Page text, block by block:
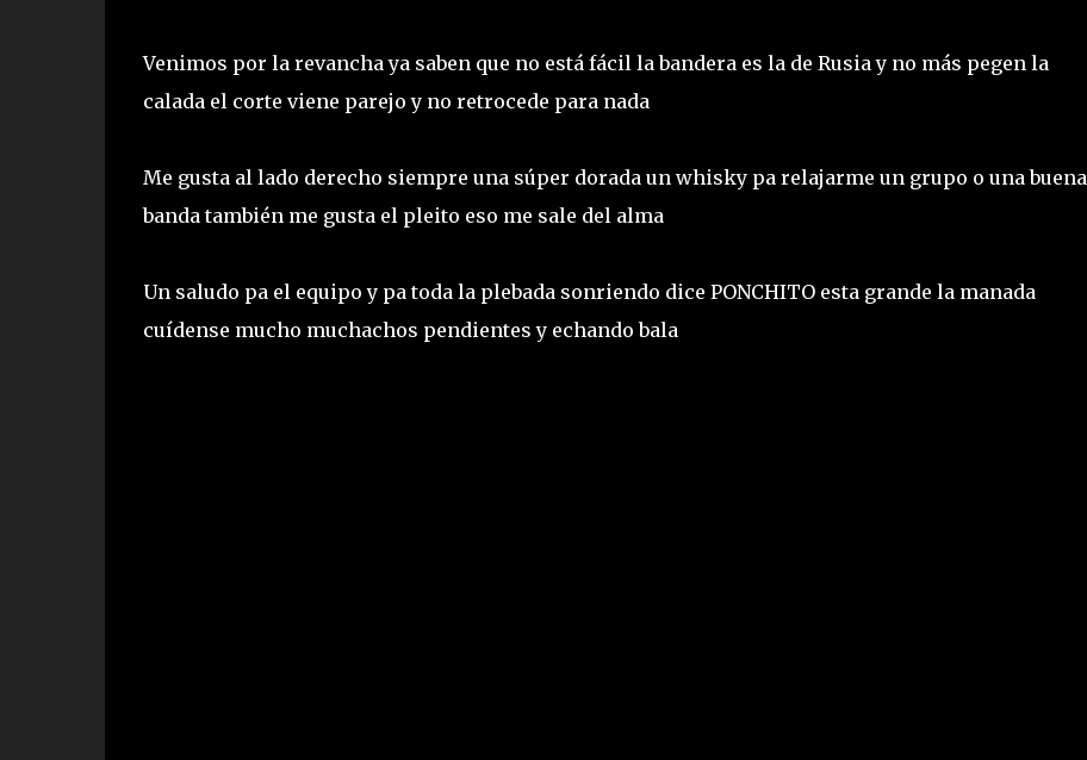
Venimos por la revancha ya saben que no está fácil la bandera es la de Rusia y no más pegen la
calada el corte viene parejo y no retrocede para nada
Me gusta al lado derecho siempre una súper dorada un whisky pa relajarme un grupo o una buena
banda también me gusta el pleito eso me sale del alma
Un saludo pa el equipo y pa toda la plebada sonriendo dice PONCHITO esta grande la manada
cuídense mucho muchachos pendientes y echando bala